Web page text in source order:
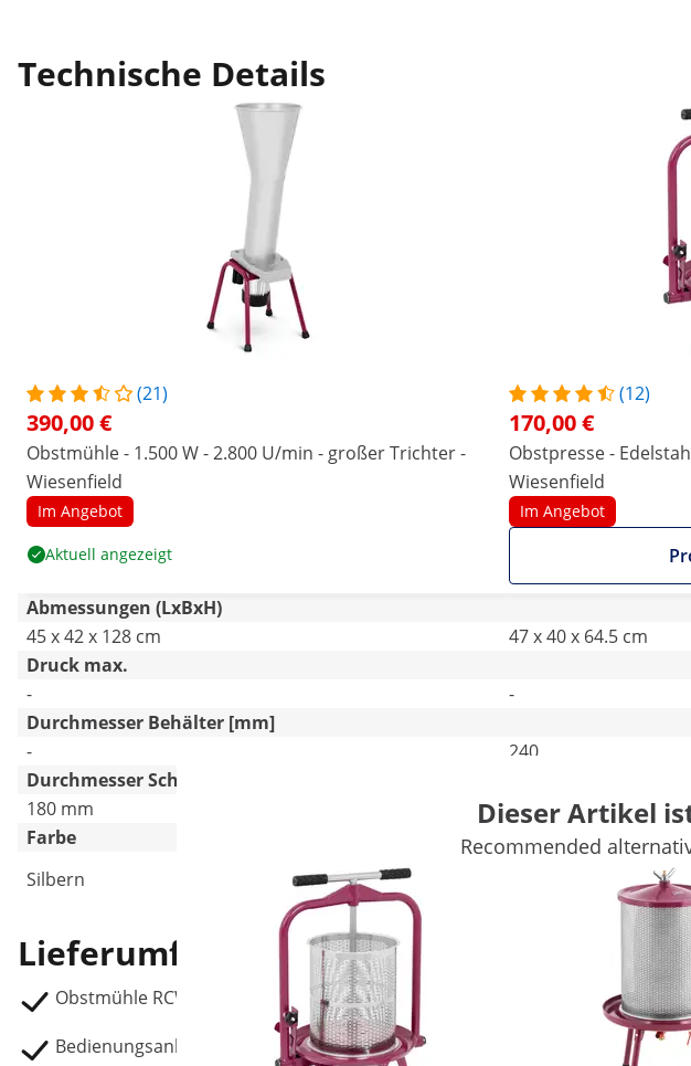
Technische Details
(21)
390,00 €
Obstmühle - 1.500 W - 2.800 U/min - großer Trichter -
Wiesenfield
Im Angebot
Aktuell angezeigt
(12)
170,00 €
Obstpresse -
Wiesenfield
Im Angebot
Abmessungen (LxBxH)
45 x 42 x 128 cm
47 x 40 x 64.5 cm
Druck max.
-
-
Durchmesser Behälter [mm]
-
240
Durchmesser Scheibe
180 mm
-
Farbe
Silbern
Weitere
Lieferumfang
Obstmühle RCWP-1500S
Bedienungsanleitung
Dieser Artikel
Recommended